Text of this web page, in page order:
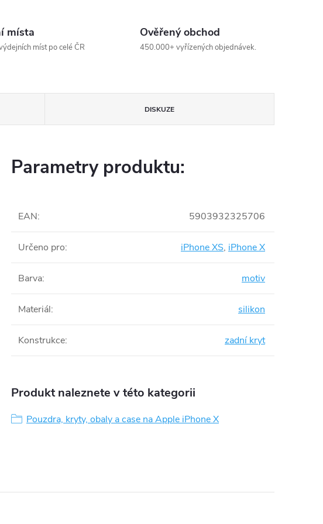
místa
míst po celé ČR
Ověřený obchod
450.000+ vyřízených objednávek.
DISKUZE
Parametry produktu:
EAN: 5903932325706
Určeno pro: iPhone XS, iPhone X
Barva: motiv
Materiál: silikon
Konstrukce: zadní kryt
Produkt naleznete v této kategorii
Pouzdra, kryty, obaly a case na Apple iPhone X